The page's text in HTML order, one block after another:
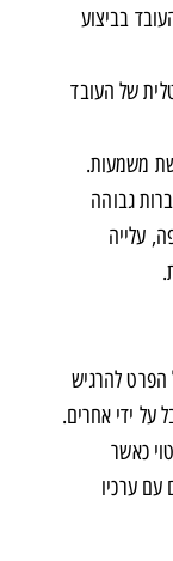
בביצוע
של העובד
משמעות.
גבוהה
עלייה
הפרט להרגיש
על ידי אחרים.
כאשר
ערכיו